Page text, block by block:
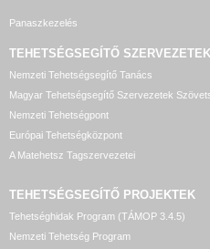
Panaszkezelés
TEHETSÉGSEGÍTŐ SZERVEZETEK
Nemzeti Tehetségsegítő Tanács
Magyar Tehetségsegítő Szervezetek
Nemzeti Tehetségpont
Európai Tehetségközpont
A Matehetsz Tagszervezetei
TEHETSÉGSEGÍTŐ PROJEKTEK
Tehetséghidak Program (TÁMOP 3.4.5)
Nemzeti Tehetség Program